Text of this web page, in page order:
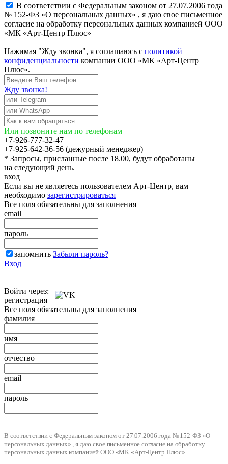
В соответствии с Федеральным законом от 27.07.2006 года
№ 152-ФЗ «О персональных данных» , я даю свое письменное
согласие на обработку персональных данных компанией ООО
«МК «Арт-Центр Плюс»
Нажимая "Жду звонка", я соглашаюсь с политикой
конфиденциальности компании ООО «МК «Арт-Центр
Плюс».
Жду звонка!
Или позвоните нам по телефонам
+7-926-777-32-47
+7-925-642-36-56 (дежурный менеджер)
* Запросы, присланные после 18.00, будут обработаны
на следующий день.
вход
Если вы не являетесь пользователем Арт-Центр, вам
необходимо зарегистрироваться
Все поля обязательны для заполнения
email
пароль
запомнить Забыли пароль?
Вход
Войти через:
регистрация
Все поля обязательны для заполнения
фамилия
имя
отчество
email
пароль
В соответствии с Федеральным законом от 27.07.2006 года № 152-ФЗ «О
персональных данных» , я даю свое письменное согласие на обработку
персональных данных компанией ООО «МК «Арт-Центр Плюс»